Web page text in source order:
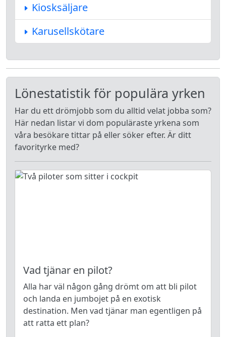
Kiosksäljare
Karusellskötare
Lönestatistik för populära yrken
Har du ett drömjobb som du alltid velat jobba som?
Här nedan listar vi dom populäraste yrkena som
våra besökare tittar på eller söker efter. Är ditt
favorityrke med?
Vad tjänar en pilot?
Alla har väl någon gång drömt om att bli pilot
och landa en jumbojet på en exotisk
destination. Men vad tjänar man egentligen på
att ratta ett plan?